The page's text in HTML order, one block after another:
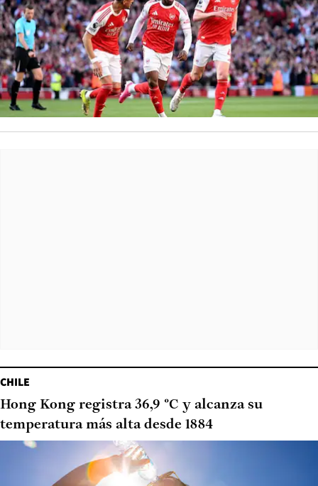
CHILE
Hong Kong registra 36,9 °C y alcanza su
temperatura más alta desde 1884